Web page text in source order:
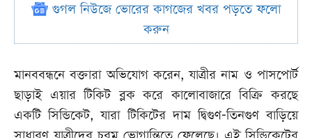
গুগল নিউজে ভোরের কাগজের খবর পড়তে ফলো
করুন
মানববন্ধনে বক্তারা অভিযোগ করেন, যাত্রীর নাম ও পাসপোর্ট
ছাড়াই এয়ার টিকিট ব্লক করে কালোবাজারে বিক্রি করছে
একটি সিন্ডিকেট, যারা টিকিটের দাম দ্বিগুণ-তিনগুণ বাড়িয়ে